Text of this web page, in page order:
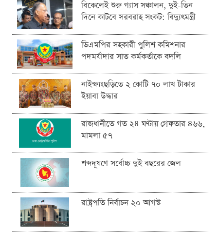
বিকেলেই শুরু গ্যাস সঞ্চালন, দুই-তিন
দিনে কাটবে সরবরাহ সংকট: বিদ্যুৎমন্ত্রী
ডিএমপির সহকারী পুলিশ কমিশনার
পদমর্যাদার সাত কর্মকর্তাকে বদলি
নাইক্ষ্যংছড়িতে ২ কোটি ৭০ লাখ টাকার
ইয়াবা উদ্ধার
রাজধানীতে গত ২৪ ঘণ্টায় গ্রেফতার ৪৬৬,
মামলা ৫৭
শব্দদূষণে সর্বোচ্চ দুই বছরের জেল
রাষ্ট্রপতি নির্বাচন ২০ আগস্ট